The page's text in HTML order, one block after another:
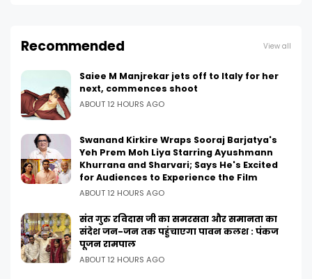
Recommended View all
Saiee M Manjrekar jets off to Italy for her
next, commences shoot
ABOUT 12 HOURS AGO
Swanand Kirkire Wraps Sooraj Barjatya's
Yeh Prem Moh Liya Starring Ayushmann
Khurrana and Sharvari; Says He's Excited
for Audiences to Experience the Film
ABOUT 12 HOURS AGO
संत गुरु रविदास जी का समरसता और समानता का
संदेश जन-जन तक पहुंचाएगा पावन कलश : पंकज
पूजन रामपाल
ABOUT 12 HOURS AGO